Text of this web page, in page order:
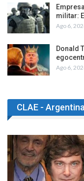
militar:
Ago 6,
Donald
Ago 6,
CLAE - Argentina